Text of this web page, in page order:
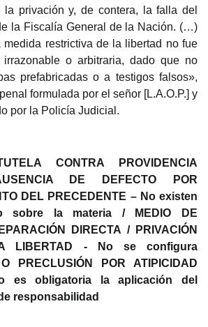
la privación y, de contera, la falla del
la Fiscalía General de la Nación. (…)
medida restrictiva de la libertad no fue
irrazonable o arbitraria, dado que no
prefabricadas o a testigos falsos»,
formulada por el señor [L.A.O.P.] y
por la Policía Judicial.
CONTRA PROVIDENCIA
DE DEFECTO POR
DEL PRECEDENTE – No existen
sobre la materia / MEDIO DE
DIRECTA / PRIVACIÓN
LIBERTAD - No se configura
PRECLUSIÓN POR ATIPICIDAD
es obligatoria la aplicación del
responsabilidad